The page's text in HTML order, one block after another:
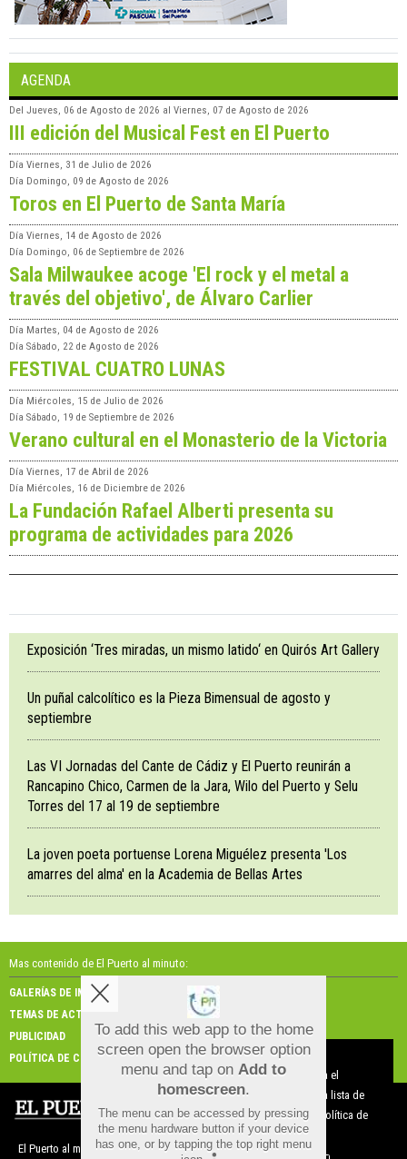
AGENDA
Del Jueves, 06 de Agosto de 2026 al Viernes, 07 de Agosto de 2026
III edición del Musical Fest en El Puerto
Día Viernes, 31 de Julio de 2026
Día Domingo, 09 de Agosto de 2026
Toros en El Puerto de Santa María
Día Viernes, 14 de Agosto de 2026
Día Domingo, 06 de Septiembre de 2026
Sala Milwaukee acoge 'El rock y el metal a
través del objetivo', de Álvaro Carlier
Día Martes, 04 de Agosto de 2026
Día Sábado, 22 de Agosto de 2026
FESTIVAL CUATRO LUNAS
Día Miércoles, 15 de Julio de 2026
Día Sábado, 19 de Septiembre de 2026
Verano cultural en el Monasterio de la Victoria
Día Viernes, 17 de Abril de 2026
Día Miércoles, 16 de Diciembre de 2026
La Fundación Rafael Alberti presenta su
programa de actividades para 2026
Exposición ‘Tres miradas, un mismo latido‘ en Quirós Art Gallery
Un puñal calcolítico es la Pieza Bimensual de agosto y
septiembre
Las VI Jornadas del Cante de Cádiz y El Puerto reunirán a
Rancapino Chico, Carmen de la Jara, Wilo del Puerto y Selu
Torres del 17 al 19 de septiembre
La joven poeta portuense Lorena Miguélez presenta 'Los
amarres del alma' en la Academia de Bellas Artes
Mas contenido de El Puerto al minuto:
GALERÍAS DE IMÁGENES
GALERÍAS DE VÍDEOS
TEMAS DE ACTUALIDAD
NOSOTROS
PUBLICIDAD
CONTACTO
POLÍTICA DE COOKIES
El Puerto al minuto |Términos de uso|Protección de datos
To add this web app to the home
screen open the browser option
menu and tap on Add to
homescreen.
The menu can be accessed by pressing
the menu hardware button if your device
has one, or by tapping the top right menu
Aviso sobre el Uso de cookies:
Utilizamos cookies nuestras y de terceros para el
funcionamiento del digital. Puedes consultar la lista de
cookies y como desconectarlas. Ver nuestra Política de
Privacidad y Cookies